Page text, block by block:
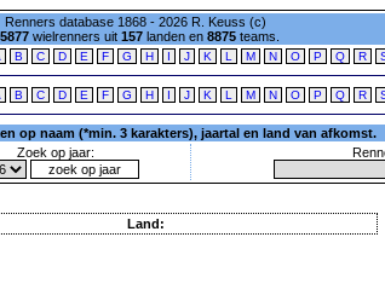
Renners database 1868 - 2026 R. Keuss (c)
wielrenners uit 157landen en 8875teams.
B C D E F G H I J K L M N O P Q R
B C D E F G H I J K L M N O P Q R
op naam (*min. 3 karakters), jaartal en land van afkomst.
Zoek op jaar:
Land: